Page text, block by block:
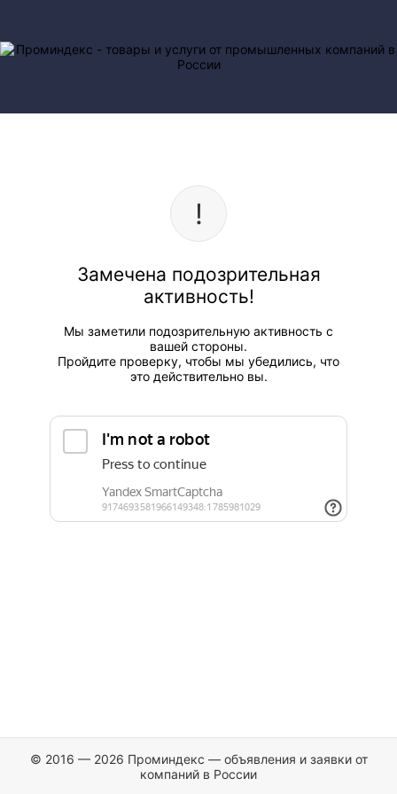
Замечена подозрительная
активность!
Мы заметили подозрительную активность с
вашей стороны.
Пройдите проверку, чтобы мы убедились, что
это действительно вы.
© 2016 — 2026 Проминдекс — объявления и заявки от
компаний в России